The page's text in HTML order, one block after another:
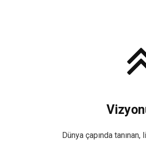
Dünya çapında tanınan,